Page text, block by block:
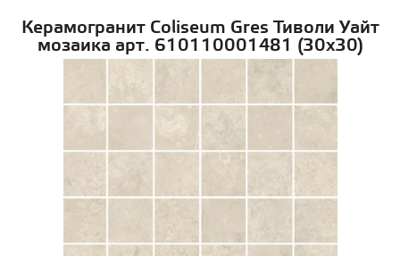
Керамогранит Coliseum Gres Тиволи Уайт
мозаика арт. 610110001481 (30x30)